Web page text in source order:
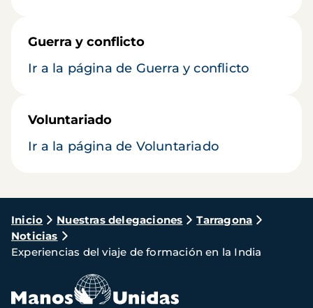
Guerra y conflicto
Ir a la página de Guerra y conflicto
Voluntariado
Ir a la página de Voluntariado
Ruta
de
navegación
Inicio Nuestras delegaciones
Tarragona
Noticias
Experiencias del viaje de formación en la India